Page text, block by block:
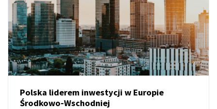
Polska liderem inwestycji w Europie
Środkowo-Wschodniej